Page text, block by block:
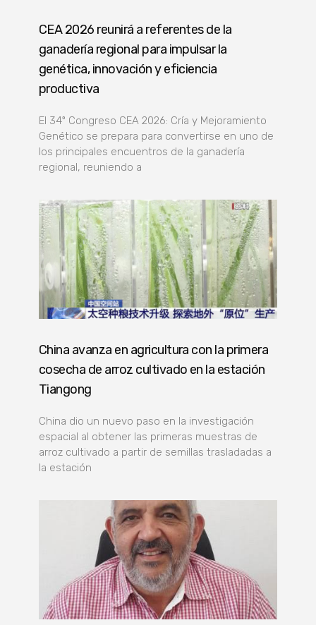
CEA 2026 reunirá a referentes de la
ganadería regional para impulsar la
genética, innovación y eficiencia
productiva
El 34º Congreso CEA 2026: Cría y Mejoramiento
Genético se prepara para convertirse en uno de
los principales encuentros de la ganadería
regional, reuniendo a
China avanza en agricultura con la primera
cosecha de arroz cultivado en la estación
Tiangong
China dio un nuevo paso en la investigación
espacial al obtener las primeras muestras de
arroz cultivado a partir de semillas trasladadas a
la estación